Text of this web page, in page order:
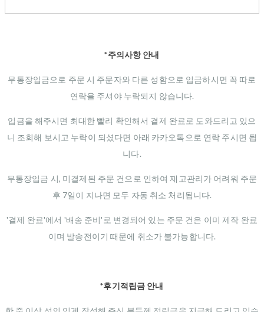
*주의사항 안내
무통장입금으로 주문 시 주문자와 다른 성함으로 입금하시면 꼭 따로
연락을 주셔야 누락되지 않습니다.
입금을 해주시면 최대한 빨리 확인해서 결제 완료로 도와드리고 있으
니 조회해 보시고 누락이 되셨다면 아래 카카오톡으로 연락 주시면 됩
니다.
무통장입금 시, 미결제된 주문 건으로 인하여 재고관리가 어려워 주문
후 7일이 지나면 모두 자동 취소 처리됩니다.
'결제 완료'에서 '배송 준비'로 변경되어 있는 주문 건은 이미 제작 완료
이며 발송전이기 때문에 취소가 불가능합니다.
*후기적립금 안내